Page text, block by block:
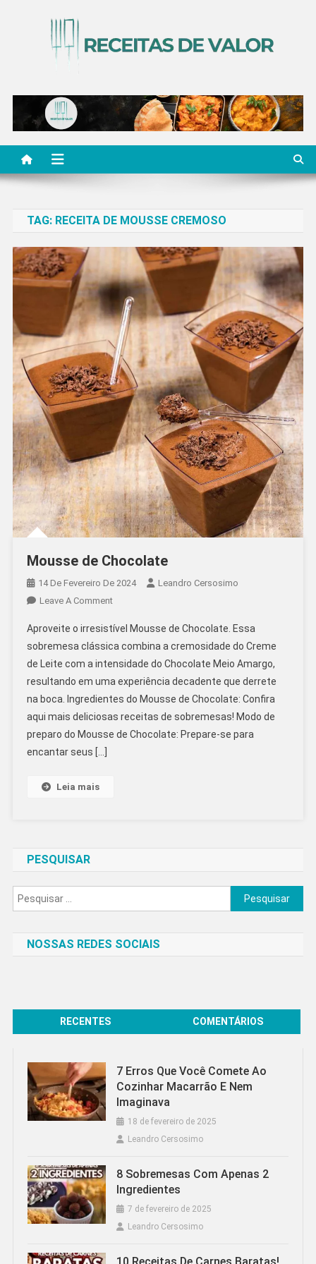
Receitas de Valor
TAG: RECEITA DE MOUSSE CREMOSO
Mousse de Chocolate
14 De Fevereiro De 2024
Leandro Cersosimo
Leave A CommentOn
De
Chocolate
Aproveite o irresistível Mousse de Chocolate. Essa
sobremesa clássica combina a cremosidade do Creme
de Leite com a intensidade do Chocolate Meio Amargo,
resultando em uma experiência decadente que derrete
na boca. Ingredientes do Mousse de Chocolate: Confira
aqui mais deliciosas receitas de sobremesas! Modo de
preparo do Mousse de Chocolate: Prepare-se para
encantar seus […]
Leia mais
PESQUISAR
Pesquisar
por:
NOSSAS REDES SOCIAIS
RECENTES COMENTÁRIOS
7 Erros Que Você Comete Ao
Cozinhar Macarrão E Nem
Imaginava
18 de fevereiro de 2025
Leandro Cersosimo
8 Sobremesas Com Apenas 2
Ingredientes
7 de fevereiro de 2025
Leandro Cersosimo